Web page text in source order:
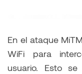
En el ataque
WiFi para
usuario. Esto